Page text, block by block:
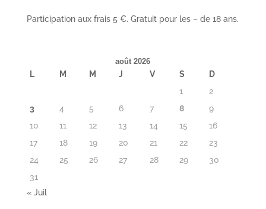
Participation aux frais 5 €. Gratuit pour les – de 18 ans.
août 2026
L M M J V S
D
1
2
3
4 5 6 7 8
9
10
11 12 13 14 15
16
17
18 19 20 21 22
23
24
25 26 27 28 29
30
31
« Juil